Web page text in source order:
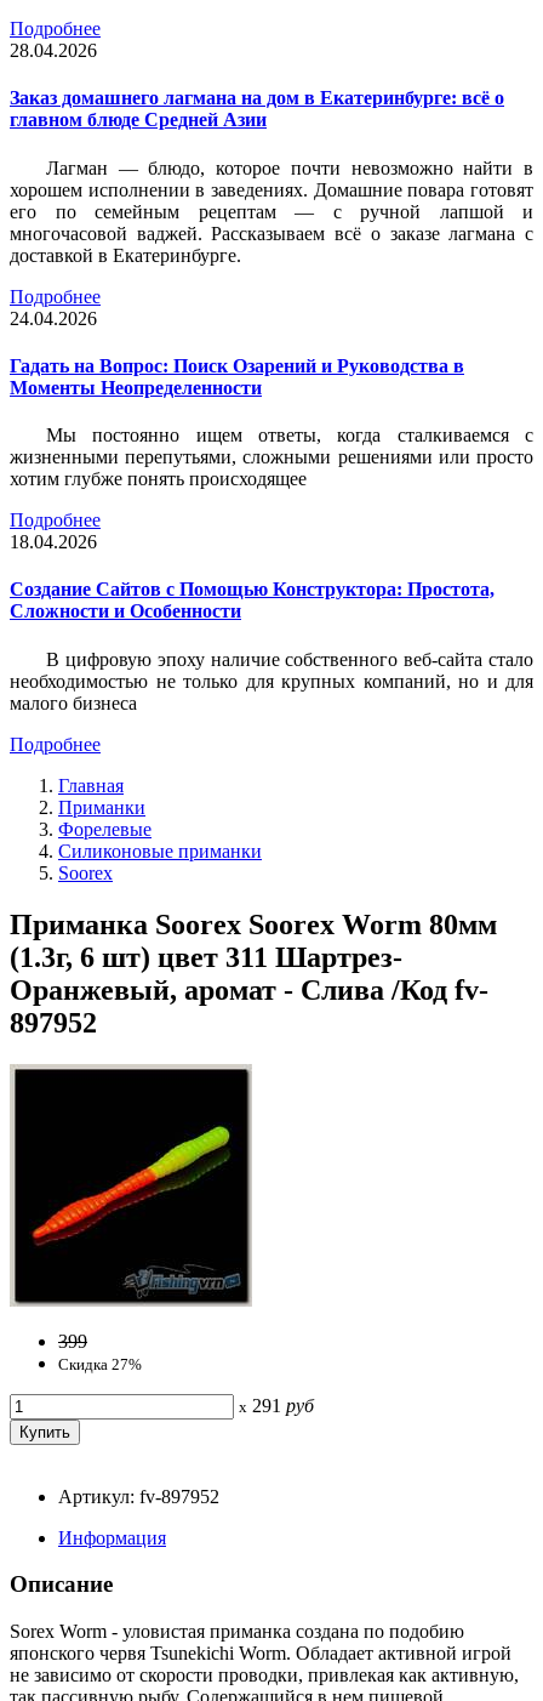
Подробнее
28.04.2026
Заказ домашнего лагмана на дом в Екатеринбурге: всё о
главном блюде Средней Азии
Лагман — блюдо, которое почти невозможно найти в
хорошем исполнении в заведениях. Домашние повара готовят
его по семейным рецептам — с ручной лапшой и
многочасовой ваджей. Рассказываем всё о заказе лагмана с
доставкой в Екатеринбурге.
Подробнее
24.04.2026
Гадать на Вопрос: Поиск Озарений и Руководства в
Моменты Неопределенности
Мы постоянно ищем ответы, когда сталкиваемся с
жизненными перепутьями, сложными решениями или просто
хотим глубже понять происходящее
Подробнее
18.04.2026
Создание Сайтов с Помощью Конструктора: Простота,
Сложности и Особенности
В цифровую эпоху наличие собственного веб-сайта стало
необходимостью не только для крупных компаний, но и для
малого бизнеса
Подробнее
Главная
Приманки
Форелевые
Силиконовые приманки
Soorex
Приманка Soorex Soorex Worm 80мм
(1.3г, 6 шт) цвет 311 Шартрез-
Оранжевый, аромат - Слива /Код fv-
897952
399
Скидка 27%
x 291 руб
Артикул: fv-897952
Информация
Описание
Sorex Worm - уловистая приманка создана по подобию
японского червя Tsunekichi Worm. Обладает активной игрой
не зависимо от скорости проводки, привлекая как активную,
так пассивную рыбу. Содержащийся в нем пищевой